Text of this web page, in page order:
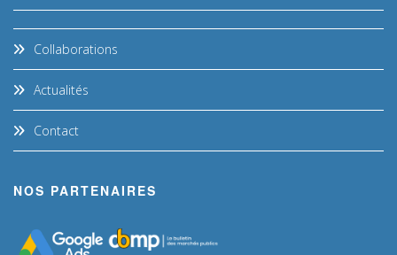
Collaborations
Actualités
Contact
NOS PARTENAIRES